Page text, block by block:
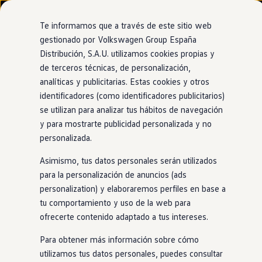
Ir
directamente
al contenido
Ir
directamente
al pie de
página
Nuevo ID. Cross
Vehículos Comerciales
Compra y ofertas
Volkswagen nuevo en stock
Volkswagen de ocasión
Financiación
My Renting
My Way
Seguros
Empresas
Autoescuelas
Eléctricos e híbridos
Más sobre híbridos
Plan Auto +
Etiquetas DGT
Simulador de autonomía, carga y ahorro
Carga y autonomía
Soluciones de carga
Tarifas de carga
Carga en casa
Modos de carga
Car2X
Se comunica con otros
coches para que
lo que pasa más
adelante
como, por ejemplo, dónde hay un atasco, avisos de obras o
la presencia de un coche ensituación de emergencia. Gracias
Te informamos que a través de este sitio web
gestionado por Volkswagen Group España
Distribución, S.A.U. utilizamos cookies propias y
de terceros técnicas, de personalización,
analíticas y publicitarias. Estas cookies y otros
identificadores (como identificadores publicitarios)
se utilizan para analizar tus hábitos de navegación
y para mostrarte publicidad personalizada y no
personalizada.
Asimismo, tus datos personales serán utilizados
para la personalización de anuncios (ads
personalization) y elaboraremos perfiles en base a
tu comportamiento y uso de la web para
ofrecerte contenido adaptado a tus intereses.
Para obtener más información sobre cómo
utilizamos tus datos personales, puedes consultar